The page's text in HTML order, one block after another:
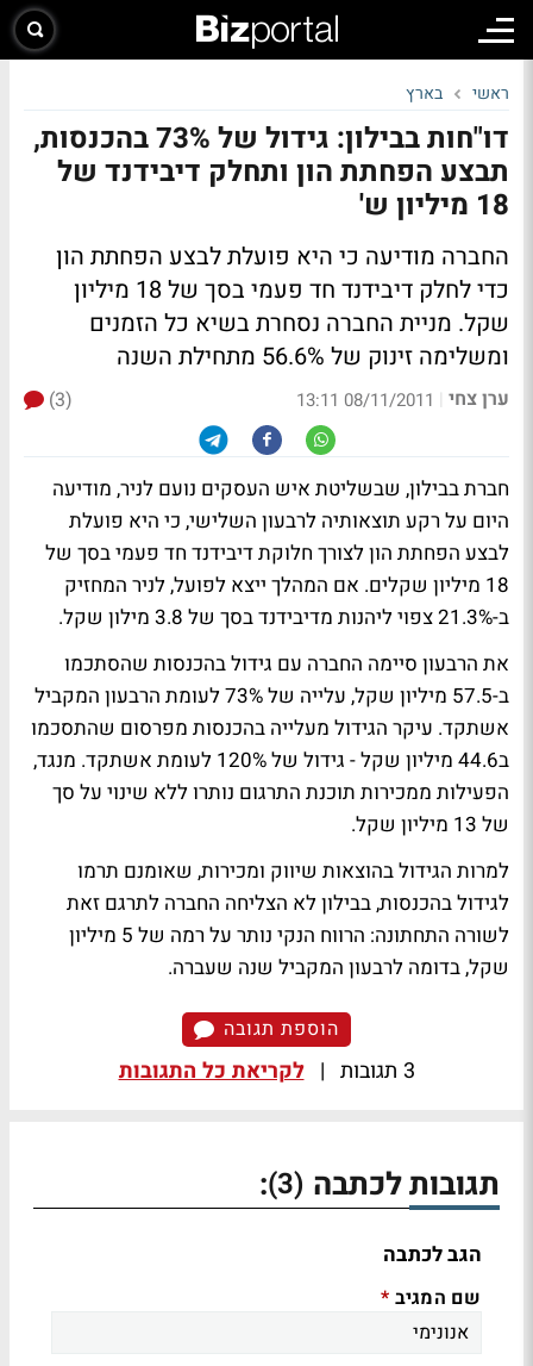
ראשי בארץ
דו"חות בבילון: גידול של 73% בהכנסות,
תבצע הפחתת הון ותחלק דיבידנד של
18 מיליון ש'
החברה מודיעה כי היא פועלת לבצע הפחתת הון
כדי לחלק דיבידנד חד פעמי בסך של 18 מיליון
שקל. מניית החברה נסחרת בשיא כל הזמנים
ומשלימה זינוק של 56.6% מתחילת השנה
ערן צחי |
08/11/2011 13:11
(3)
חברת בבילון, שבשליטת איש העסקים נועם לניר, מודיעה
היום על רקע תוצאותיה לרבעון השלישי, כי היא פועלת
לבצע הפחתת הון לצורך חלוקת דיבידנד חד פעמי בסך של
18 מיליון שקלים. אם המהלך ייצא לפועל, לניר המחזיק
ב-21.3% צפוי ליהנות מדיבידנד בסך של 3.8 מילון שקל.
את הרבעון סיימה החברה עם גידול בהכנסות שהסתכמו
ב-57.5 מיליון שקל, עלייה של 73% לעומת הרבעון המקביל
אשתקד. עיקר הגידול מעלייה בהכנסות מפרסום שהתסכמו
ב44.6 מיליון שקל - גידול של 120% לעומת אשתקד. מנגד,
הפעילות ממכירות תוכנת התרגום נותרו ללא שינוי על סך
של 13 מיליון שקל.
למרות הגידול בהוצאות שיווק ומכירות, שאומנם תרמו
לגידול בהכנסות, בבילון לא הצליחה החברה לתרגם זאת
לשורה התחתונה: הרווח הנקי נותר על רמה של 5 מיליון
שקל, בדומה לרבעון המקביל שנה שעברה.
הוספת תגובה
3 תגובות | לקריאת כל התגובות
תגובות לכתבה (3)
:
הגב לכתבה
שם המגיב *